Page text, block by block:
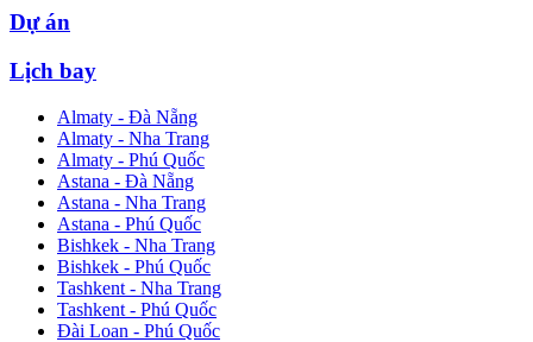
Dự án
Lịch bay
Almaty - Đà Nẵng
Almaty - Nha Trang
Almaty - Phú Quốc
Astana - Đà Nẵng
Astana - Nha Trang
Astana - Phú Quốc
Bishkek - Nha Trang
Bishkek - Phú Quốc
Tashkent - Nha Trang
Tashkent - Phú Quốc
Đài Loan - Phú Quốc